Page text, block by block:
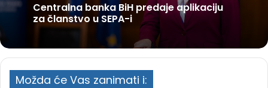
Centralna banka BiH predaje aplikaciju
za članstvo u SEPA-i
Možda će Vas zanimati i: